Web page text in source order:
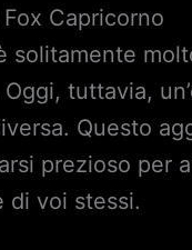
Capricorno
solitamente
tuttavia,
Questo
prezioso per
di voi stessi.